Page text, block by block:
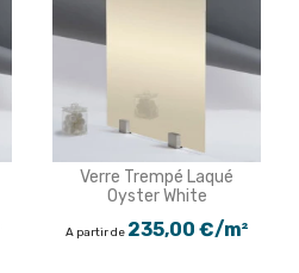
Verre Trempé Laqué
Oyster White
A partir de 235,00 €/m²